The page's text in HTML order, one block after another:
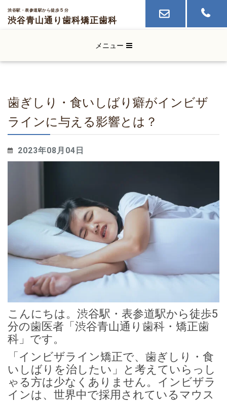
渋谷駅・表参道駅から徒歩 ５ 分
渋谷青山通り歯科矯正歯科
メニュー
歯ぎしり・食いしばり癖がインビザ
ラインに与える影響とは？
2023年08月04日
こんにちは。渋谷駅・表参道駅から徒歩5
分の歯医者「渋谷青山通り歯科・矯正歯
科」です。
「インビザライン矯正で、歯ぎしり・食
いしばりを治したい」と考えていらっし
ゃる方は少なくありません。インビザラ
インは、世界中で採用されているマウス